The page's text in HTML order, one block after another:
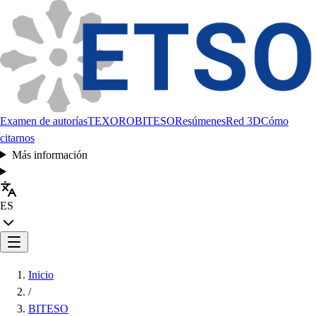
Examen de autoríasTEXOROBITESOResúmenesRed 3DCómo
citarnos
Más información
ES
Inicio
/
BITESO